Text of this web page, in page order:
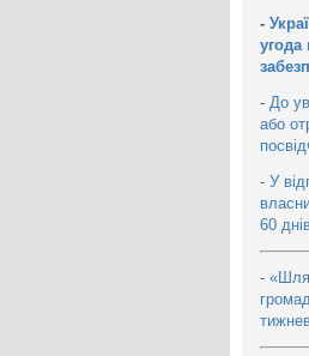
-
угода
- До
або
- У
60
-